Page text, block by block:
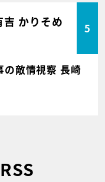
吉 かりそめ
5
敵情視察 長崎